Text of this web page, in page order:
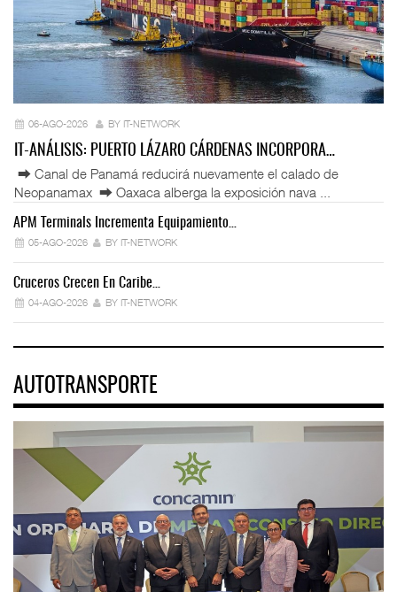
06-AGO-2026 BY IT-NETWORK
IT-ANÁLISIS: PUERTO LÁZARO CÁRDENAS INCORPORA…
⮕ Canal de Panamá reducirá nuevamente el calado de
Neopanamax ⮕ Oaxaca alberga la exposición nava ...
APM Terminals Incrementa Equipamiento…
05-AGO-2026 BY IT-NETWORK
Cruceros Crecen En Caribe…
04-AGO-2026 BY IT-NETWORK
AUTOTRANSPORTE